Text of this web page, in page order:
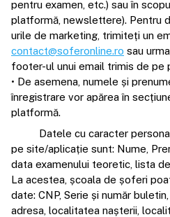
pentru examen, etc.) sau în
platformă, newslettere). Pentru
urile de marketing, trimiteți un
contact@soferonline.ro sau
footer-ul unui email trimis de pe
• De asemena, numele și
înregistrare vor apărea în
platformă.
Datele cu caracter
pe site/aplicație sunt: Nume,
data examenului teoretic, lista
La acestea, școala de șoferi
date: CNP, Serie și număr
adresa, localitatea nașterii,